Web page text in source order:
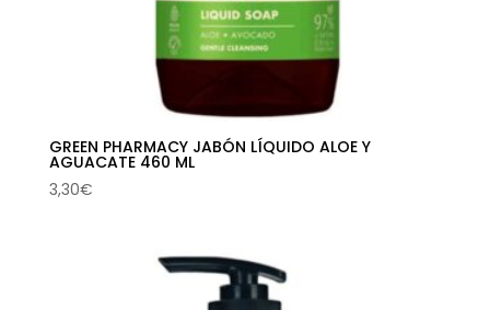
GREEN PHARMACY JABÓN LÍQUIDO ALOE Y
AGUACATE 460 ML
3,30€